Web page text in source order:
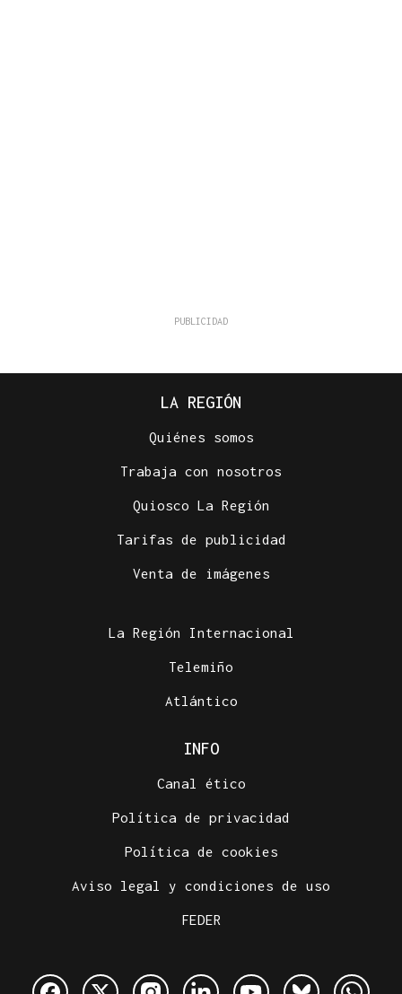
LA REGIÓN
Quiénes somos
Trabaja con nosotros
Quiosco La Región
Tarifas de publicidad
Venta de imágenes
La Región Internacional
Telemiño
Atlántico
INFO
Canal ético
Política de privacidad
Política de cookies
Aviso legal y condiciones de uso
FEDER